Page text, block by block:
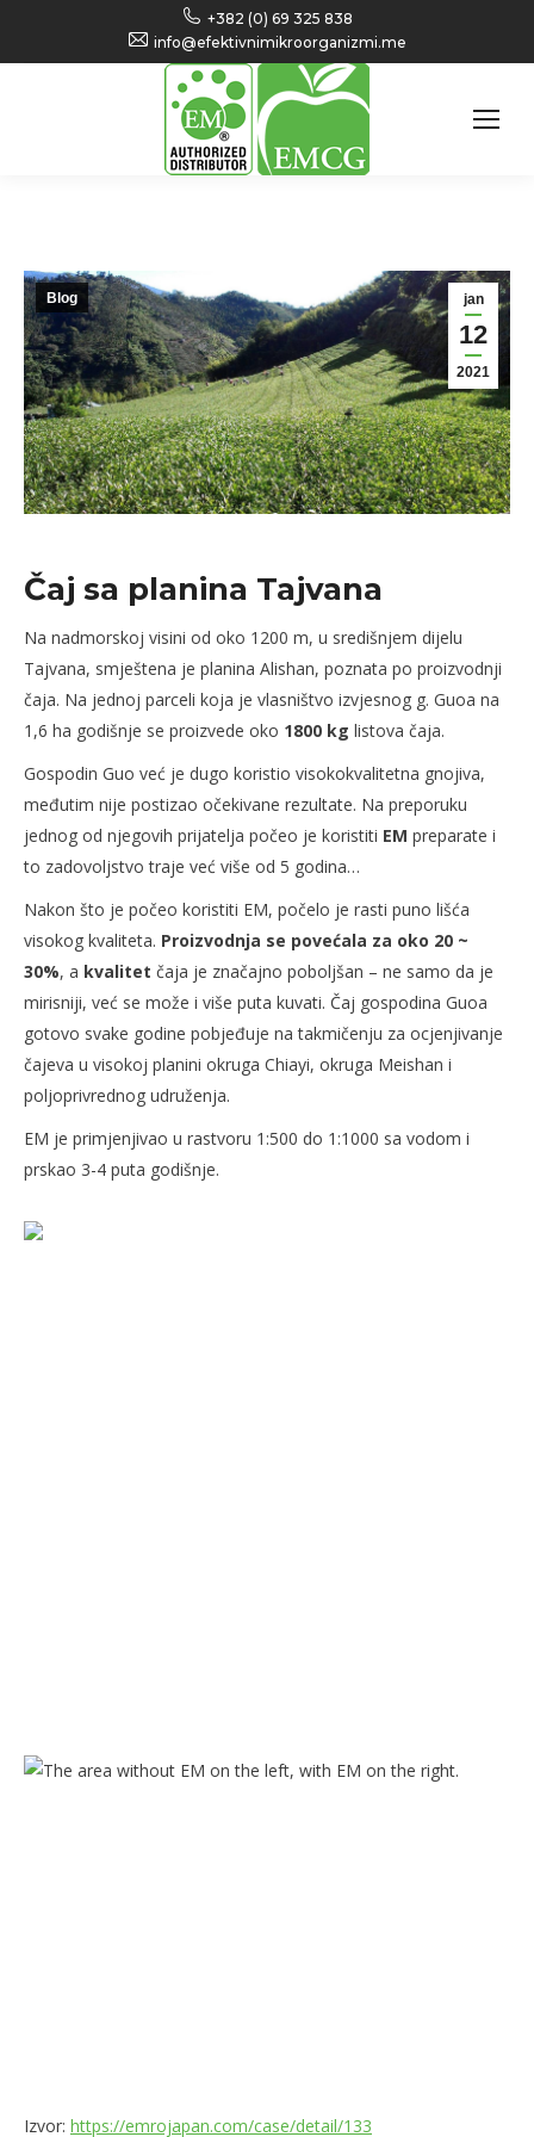
+382 (0) 69 325 838
info@efektivnimikroorganizmi.me
jan
12
2021
Blog
Čaj sa planina Tajvana
Na nadmorskoj visini od oko 1200 m, u središnjem dijelu
Tajvana, smještena je planina Alishan, poznata po proizvodnji
čaja. Na jednoj parceli koja je vlasništvo izvjesnog g. Guoa na
1,6 ha godišnje se proizvede oko 1800 kg listova čaja.
Gospodin Guo već je dugo koristio visokokvalitetna gnojiva,
međutim nije postizao očekivane rezultate. Na preporuku
jednog od njegovih prijatelja počeo je koristiti EM preparate i
to zadovoljstvo traje već više od 5 godina…
Nakon što je počeo koristiti EM, počelo je rasti puno lišća
visokog kvaliteta. Proizvodnja se povećala za oko 20 ~
30%, a kvalitet čaja je značajno poboljšan – ne samo da je
mirisniji, već se može i više puta kuvati. Čaj gospodina Guoa
gotovo svake godine pobjeđuje na takmičenju za ocjenjivanje
čajeva u visokoj planini okruga Chiayi, okruga Meishan i
poljoprivrednog udruženja.
EM je primjenjivao u rastvoru 1:500 do 1:1000 sa vodom i
prskao 3-4 puta godišnje.
Izvor: https://emrojapan.com/case/detail/133